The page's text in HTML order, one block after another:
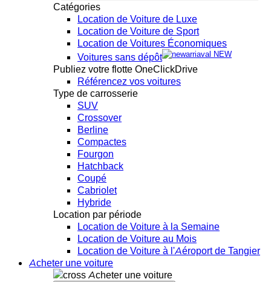
Catégories
Location de Voiture de Luxe
Location de Voiture de Sport
Location de Voitures Économiques
Voitures sans dépôt
NEW
Publiez votre flotte OneClickDrive
Référencez vos voitures
Type de carrosserie
SUV
Crossover
Berline
Compactes
Fourgon
Hatchback
Coupé
Cabriolet
Hybride
Location par période
Location de Voiture à la Semaine
Location de Voiture au Mois
Location de Voiture à l'Aéroport de Tangier
Acheter une voiture
Acheter une voiture